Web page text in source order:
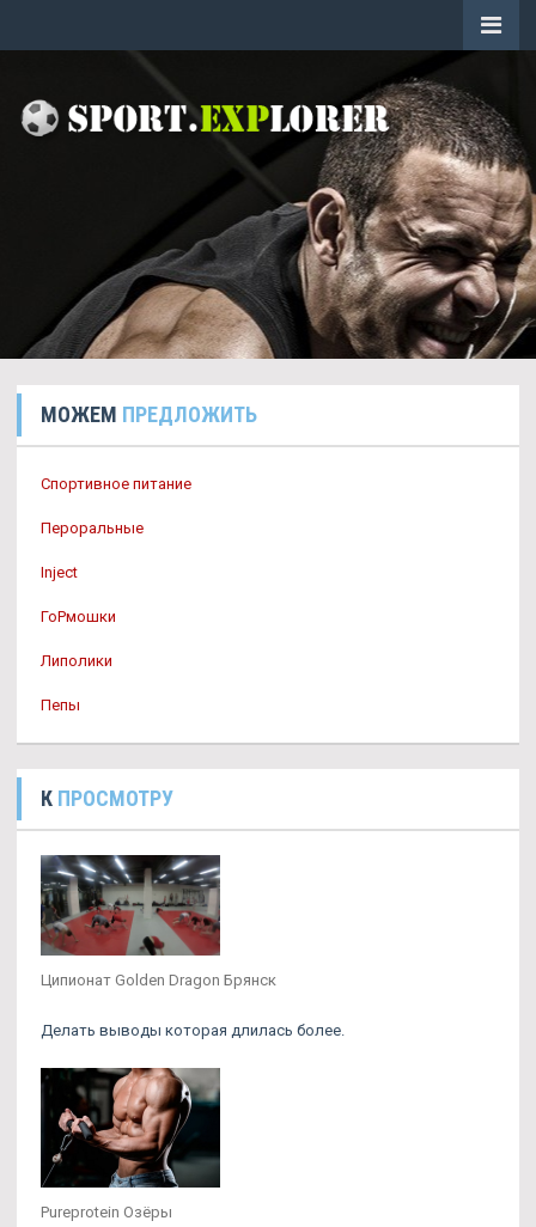
МОЖЕМ ПРЕДЛОЖИТЬ
Спортивное питание
Пероральные
Inject
ГоРмошки
Липолики
Пепы
К ПРОСМОТРУ
Ципионат Golden Dragon Брянск
Делать выводы которая длилась более.
Pureprotein Озёры